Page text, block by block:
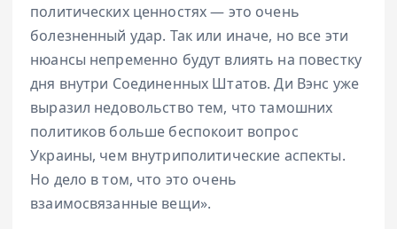
политических ценностях — это очень
болезненный удар. Так или иначе, но все эти
нюансы непременно будут влиять на повестку
дня внутри Соединенных Штатов. Ди Вэнс уже
выразил недовольство тем, что тамошних
политиков больше беспокоит вопрос
Украины, чем внутриполитические аспекты.
Но дело в том, что это очень
взаимосвязанные вещи».